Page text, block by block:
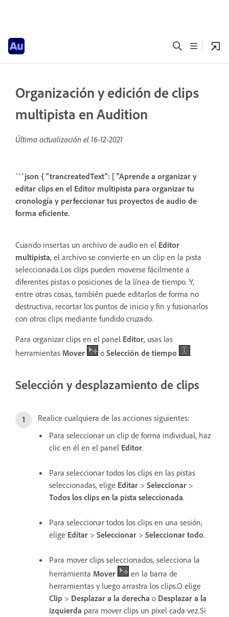
Organización y edición de clips
multipista en Audition
Última actualización el 16-12-2021
```json { "trancreatedText": [ "Aprende a organizar y
editar clips en el Editor multipista para organizar tu
cronología y perfeccionar tus proyectos de audio de
forma eficiente.
Cuando insertas un archivo de audio en el Editor
multipista, el archivo se convierte en un clip en la pista
seleccionada.Los clips pueden moverse fácilmente a
diferentes pistas o posiciones de la línea de tiempo. Y,
entre otras cosas, también puede editarlos de forma no
destructiva, recortar los puntos de inicio y fin y fusionarlos
con otros clips mediante fundido cruzado.
Para organizar clips en el panel Editor, usas las
herramientas Mover o Selección de tiempo .
Selección y desplazamiento de clips
Realice cualquiera de las acciones siguientes:
Para seleccionar un clip de forma individual, haz
clic en él en el panel Editor.
Para seleccionar todos los clips en las pistas
seleccionadas, elige Editar > Seleccionar >
Todos los clips en la pista seleccionada.
Para seleccionar todos los clips en una sesión,
elige Editar > Seleccionar > Seleccionar todo.
Para mover clips seleccionados, selecciona la
herramienta Mover
en la barra de
herramientas y luego arrastra los clips.O elige
Clip > Desplazar a la derecha o Desplazar a la
izquierda para mover clips un píxel cada vez.Si